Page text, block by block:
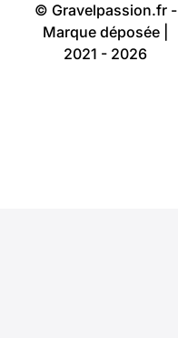
© Gravelpassion.fr -
Marque déposée |
2021 - 2026